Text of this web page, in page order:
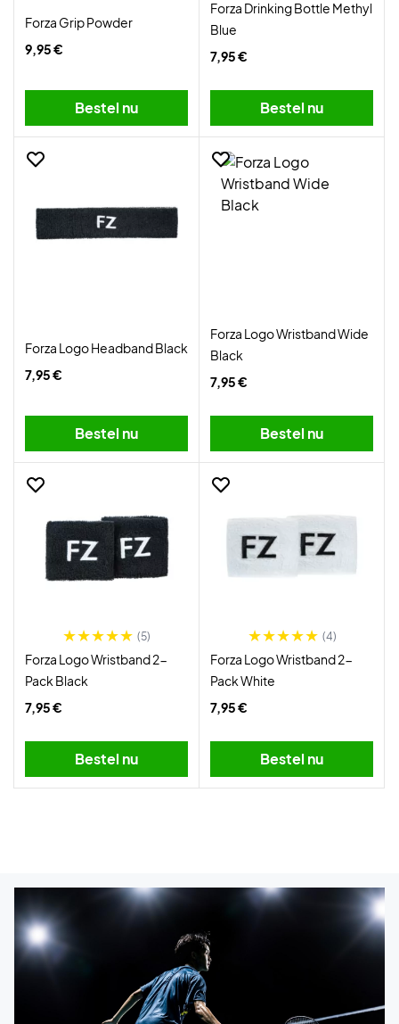
Forza Grip Powder
9,95 €
Bestel nu
Forza Drinking Bottle Methyl
Blue
7,95 €
Bestel nu
Forza Logo Headband Black
7,95 €
Bestel nu
Forza Logo Wristband Wide
Black
7,95 €
Bestel nu
(5)
Forza Logo Wristband 2-
Pack Black
7,95 €
Bestel nu
(4)
Forza Logo Wristband 2-
Pack White
7,95 €
Bestel nu